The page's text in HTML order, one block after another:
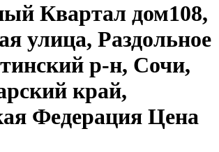
Квартал дом108,
улица, Раздольное
р-н, Сочи,
край,
Федерация Цена